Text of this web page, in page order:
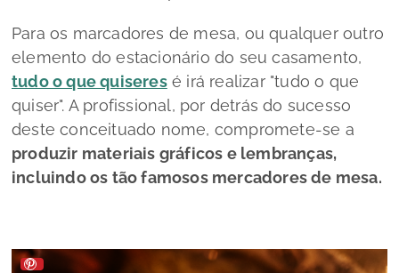
Para os marcadores de mesa, ou qualquer outro
elemento do estacionário do seu casamento,
tudo o que quiseresé irá realizar "tudo o que
quiser". A profissional, por detrás do sucesso
deste conceituado nome, compromete-se a
produzir materiais gráficos e lembranças,
incluindo os tão famosos mercadores de mesa.